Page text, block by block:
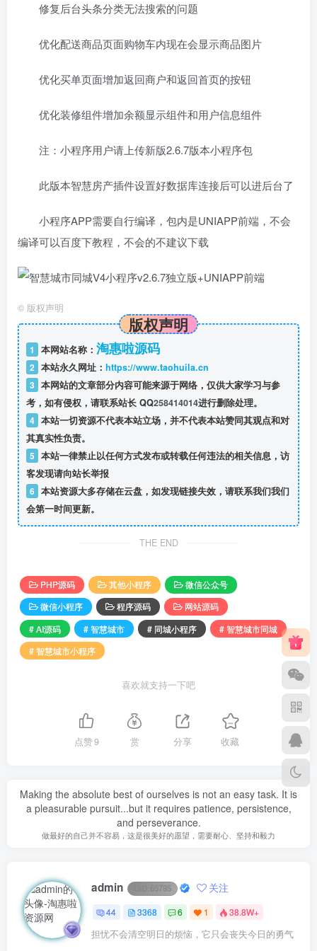
修复后台头条分类无法搜索的问题
优化配送商品页面购物车内现在会显示商品图片
优化买单页面增加返回商户和返回首页的按钮
优化装修组件增加余额显示组件和用户信息组件
注：小程序用户请上传新版2.6.7版本小程序包
此版本智慧房产插件设置好数据库连接后可以进后台了
小程序APP需要自行编译，包内是UNIAPP前端，不会
编译可以百度下教程，不会的不建议下载
© 版权声明
版权声明
1 本网站名称： 淘惠啦源码
2 本站永久网址： https://www.taohuila.cn
3 本网站的文章部分内容可能来源于网络，仅供大家学习与参
考，如有侵权，请联系站长 QQ258414014进行删除处理。
4 本站一切资源不代表本站立场，并不代表本站赞同其观点和对
其真实性负责。
5 本站一律禁止以任何方式发布或转载任何违法的相关信息，访
客发现请向站长举报
6 本站资源大多存储在云盘，如发现链接失效，请联系我们我们
会第一时间更新。
THE END
PHP源码 其他小程序
微信公众号
微信小程序
程序源码
网站源码
# AI源码
# 智慧城市 # 同城小程序
# 智慧城市同城
# 智慧城市小程序
喜欢就支持一下吧
点赞9 赏 分享 收藏
Making the absolute best of ourselves is not an easy task. It is
a pleasurable pursuit...but it requires patience, persistence,
and perseverance.
做最好的自己并不容易，这是很美好的愿望，需要耐心、坚持和毅力
admin 65785 关注
44 3368 6 1 38.8W+
担忧不会清空明日的烦恼，它只会丧失今日的勇气